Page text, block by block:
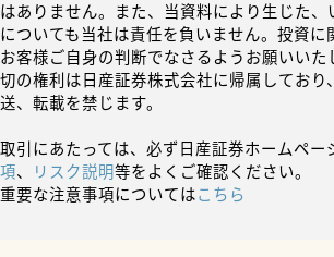
はありません。また、当資料により生じた、
についても当社は責任を負いません。投資に
お客様ご自身の判断でなさるようお願いいた
切の権利は日産証券株式会社に帰属しており
送、転載を禁じます。
取引にあたっては、必ず日産証券ホームペー
項、 リスク説明等をよくご確認ください。
重要な注意事項についてはこちら